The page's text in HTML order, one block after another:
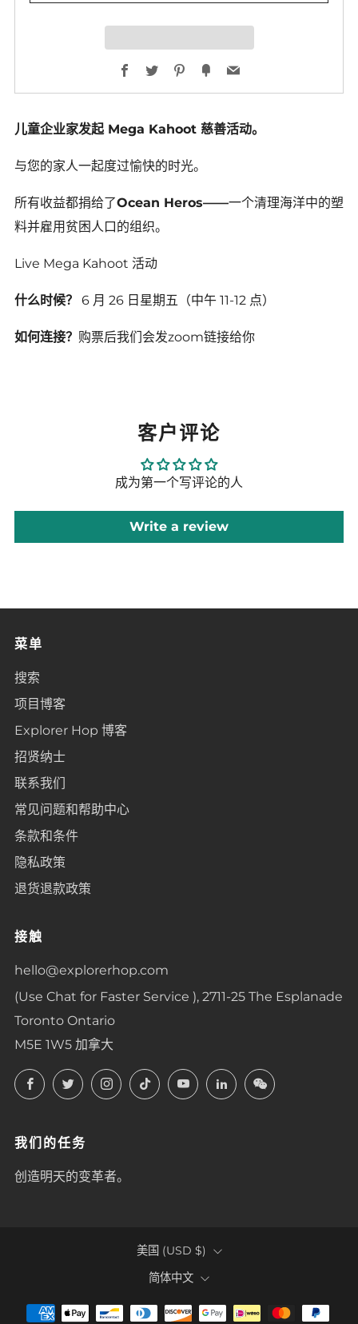
Facebook
TwitterPinterest
Fancy
儿童企业家发起 Mega Kahoot 慈善活动。
与您的家人一起度过愉快的时光。
所有收益都捐给了Ocean Heros——一个清理海洋中的塑
料并雇用贫困人口的组织。
Live Mega Kahoot 活动
什么时候？ 6 月 26 日星期五（中午 11-12 点）
如何连接？ 购票后我们会发zoom链接给你
客户评论
成为第一个写评论的人
Write a review
菜单
搜索
项目博客
Explorer Hop 博客
招贤纳士
联系我们
常见问题和帮助中心
条款和条件
隐私政策
退货退款政策
接触
hello@explorerhop.com
(Use Chat for Faster Service ), 2711-25 The Esplanade
Toronto Ontario
M5E 1W5 加拿大
FacebookTwitterInstagram
TikTokYouTubeLinkedInLinkedIn
我们的任务
创造明天的变革者。
COUNTRY
美国 (USD $)
LANGUAGE
简体中文